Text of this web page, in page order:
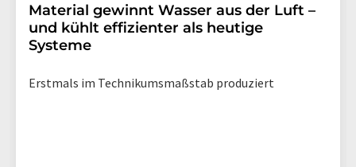
Material gewinnt Wasser aus der Luft –
und kühlt effizienter als heutige
Systeme
Erstmals im Technikumsmaßstab produziert